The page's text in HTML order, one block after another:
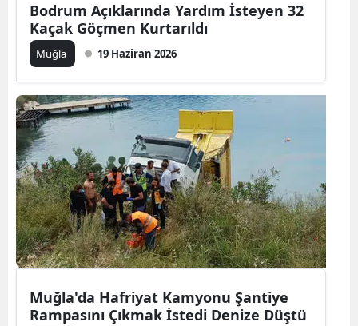
Bodrum Açıklarında Yardım İsteyen 32
Kaçak Göçmen Kurtarıldı
Muğla 19 Haziran 2026
Muğla'da Hafriyat Kamyonu Şantiye
Rampasını Çıkmak İstedi Denize Düştü